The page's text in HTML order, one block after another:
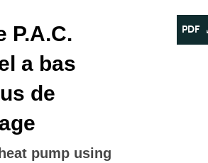
P.A.C.
a bas
de
pump using
PDF